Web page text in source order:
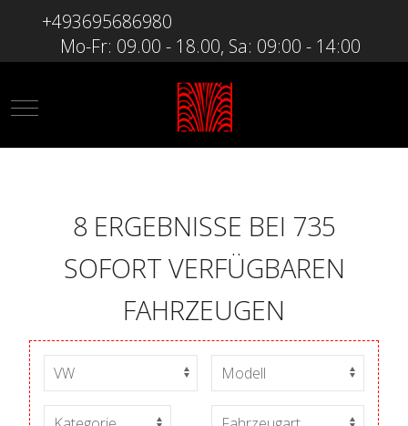
+493695686980
Mo-Fr: 09.00 - 18.00, Sa: 09:00 - 14:00
Mobile Menu Toggle
8 ERGEBNISSE BEI 735
SOFORT VERFÜGBAREN
FAHRZEUGEN